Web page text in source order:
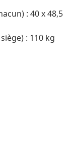
: 40 x 48,5
: 110 kg